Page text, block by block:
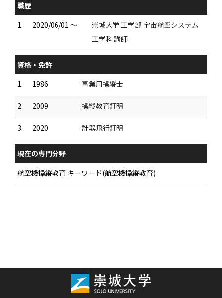
職歴
1.
2020/06/01 ～
崇城大学 工学部 宇宙航空システム
工学科 講師
資格・免許
1.
1986 事業用操縦士
2. 2009 操縦教育証明
3. 2020 計器飛行証明
現在の専門分野
航空機操縦教育 キーワード(航空機操縦教育)